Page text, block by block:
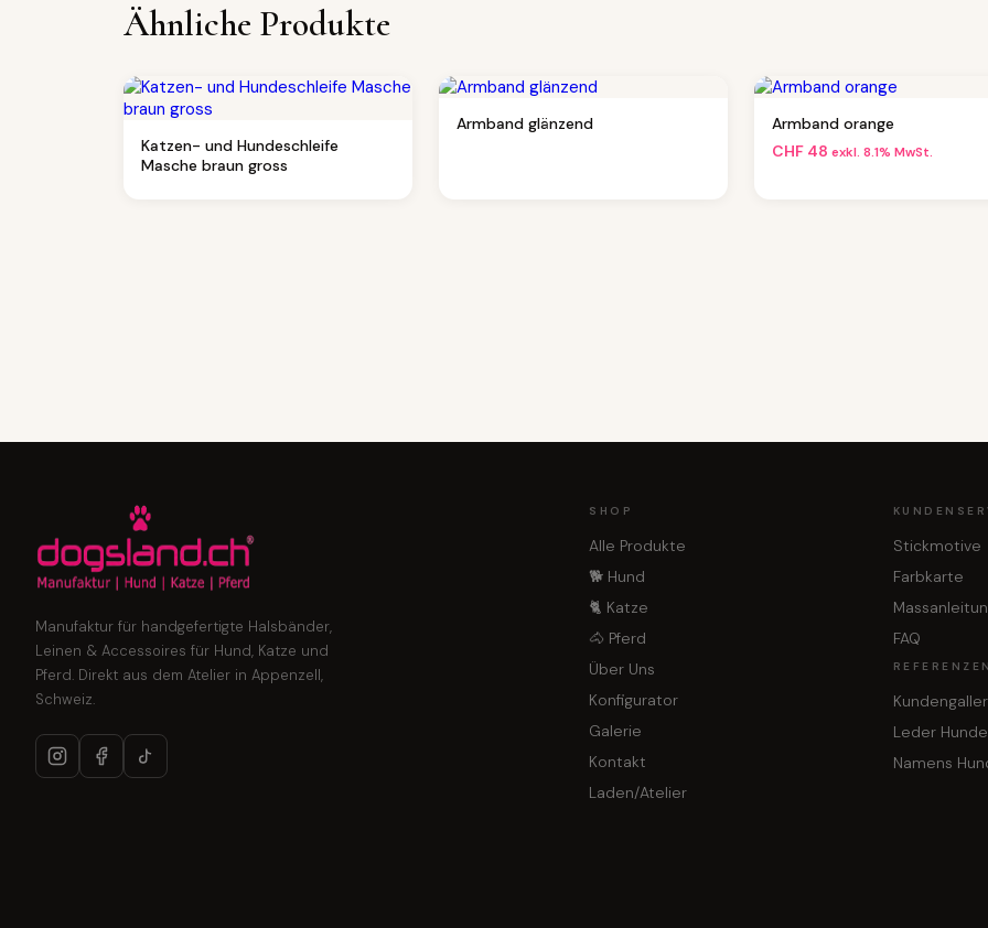
Ähnliche Produkte
Katzen- und Hundeschleife
Masche braun gross
Armband glänzend
Armband orange
CHF 48 exkl. 8.1% MwSt.
Manufaktur für handgefertigte Halsbänder,
Leinen & Accessoires für Hund, Katze und
Pferd. Direkt aus dem Atelier in Appenzell,
Schweiz.
SHOP
Alle Produkte
🐕 Hund
🐈 Katze
🐴 Pferd
Über Uns
Konfigurator
Galerie
Kontakt
Laden/Atelier
Stickmotive
Farbkarte
FAQ
REFERENZEN
Leder
Namens